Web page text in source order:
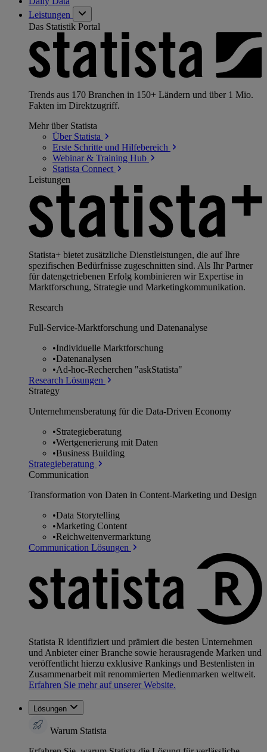
Leistungen
Das Statistik Portal
Trends aus 170 Branchen in 150+ Ländern und über 1 Mio.
Fakten im Direktzugriff.
Mehr über Statista
Über Statista
Erste Schritte und Hilfebereich
Webinar & Training Hub
Statista Connect
Leistungen
Statista+ bietet zusätzliche Dienstleistungen, die auf Ihre
spezifischen Bedürfnisse zugeschnitten sind. Als Ihr Partner
für datengetriebenen Erfolg kombinieren wir Expertise in
Marktforschung, Strategie und Marketingkommunikation.
Research
Full-Service-Marktforschung und Datenanalyse
•Individuelle Marktforschung
•Datenanalysen
•Ad-hoc-Recherchen "askStatista"
Research Lösungen
Strategy
Unternehmens­beratung für die Data-Driven Economy
•Strategieberatung
•Wertgenerierung mit Daten
•Business Building
Strategieberatung
Communication
Transformation von Daten in Content-Marketing und Design
•Data Storytelling
•Marketing Content
•Reichweitenvermarktung
Communication Lösungen
Statista R identifiziert und prämiert die besten Unternehmen
und Anbieter einer Branche sowie herausragende Marken und
veröffentlicht hierzu exklusive Rankings und Bestenlisten in
Zusammenarbeit mit renommierten Medienmarken weltweit.
Erfahren Sie mehr auf unserer Website.
Lösungen
Warum Statista